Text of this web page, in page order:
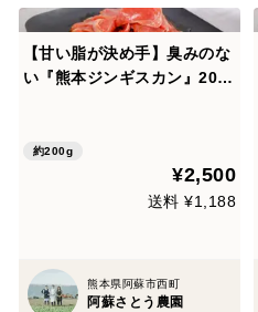
【甘い脂が決め手】臭みのな
い『熊本ジンギスカン』200
約200g
¥2,500
送料 ¥1,188
熊本県阿蘇市西町
阿蘇さとう農園